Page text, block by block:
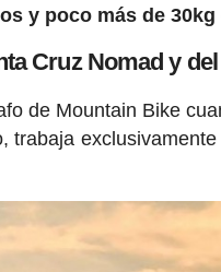
y poco más de 30kg
Cruz Nomad y
de Mountain Bike